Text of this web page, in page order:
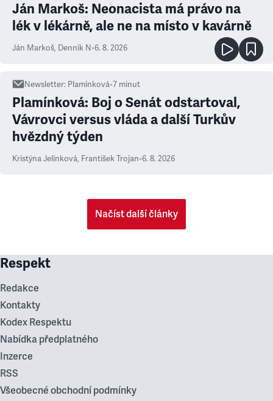
Ján Markoš: Neonacista má právo na
lék v lékárně, ale ne na místo v kavárně
Ján Markoš, Denník N•6. 8. 2026
Newsletter: Plamínková•7 minut
Plamínková: Boj o Senát odstartoval,
Vávrovci versus vláda a další Turkův
hvězdný týden
Kristýna Jelínková, František Trojan•6. 8. 2026
Načíst další články
Respekt
Redakce
Kontakty
Kodex Respektu
Nabídka předplatného
Inzerce
RSS
Všeobecné obchodní podmínky